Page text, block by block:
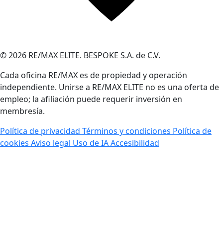
© 2026 RE/MAX ELITE. BESPOKE S.A. de C.V.
Cada oficina RE/MAX es de propiedad y operación
independiente. Unirse a RE/MAX ELITE no es una oferta de
empleo; la afiliación puede requerir inversión en
membresía.
Política de privacidad Términos y condiciones Política de
cookies Aviso legal Uso de IAAccesibilidad